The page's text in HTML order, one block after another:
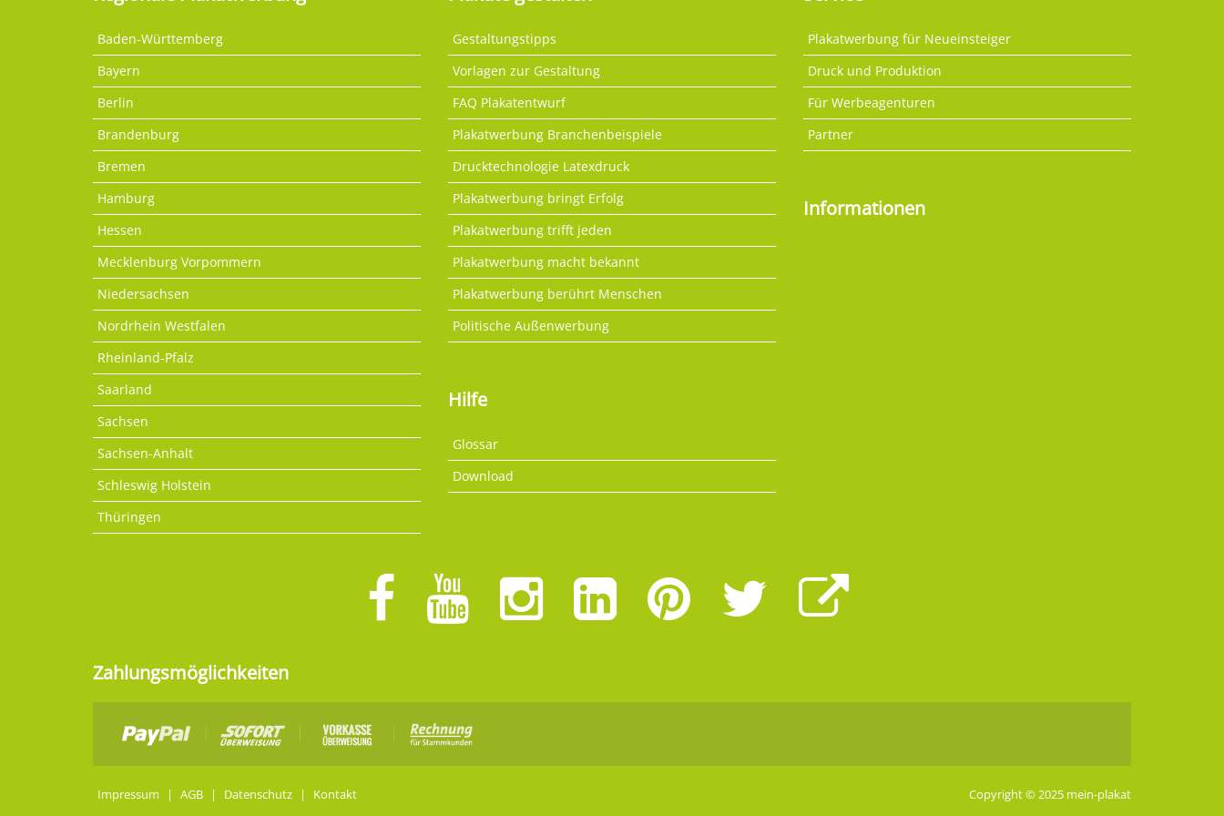
Baden-Württemberg
Bayern
Berlin
Brandenburg
Bremen
Hamburg
Hessen
Mecklenburg Vorpommern
Niedersachsen
Nordrhein Westfalen
Rheinland-Pfalz
Saarland
Sachsen
Sachsen-Anhalt
Schleswig Holstein
Thüringen
Gestaltungstipps
Vorlagen zur Gestaltung
FAQ Plakatentwurf
Plakatwerbung Branchenbeispiele
Drucktechnologie Latexdruck
Plakatwerbung bringt Erfolg
Plakatwerbung trifft jeden
Plakatwerbung macht bekannt
Plakatwerbung berührt Menschen
Politische Außenwerbung
Hilfe
Glossar
Download
Plakatwerbung für Neueinsteiger
Druck und Produktion
Für Werbeagenturen
Partner
Informationen
Zahlungsmöglichkeiten
Impressum | AGB | Datenschutz | Kontakt Copyright © 2025 mein-plakat